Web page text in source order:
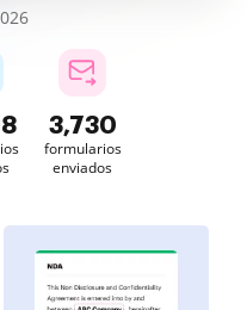
3,730
formularios
enviados